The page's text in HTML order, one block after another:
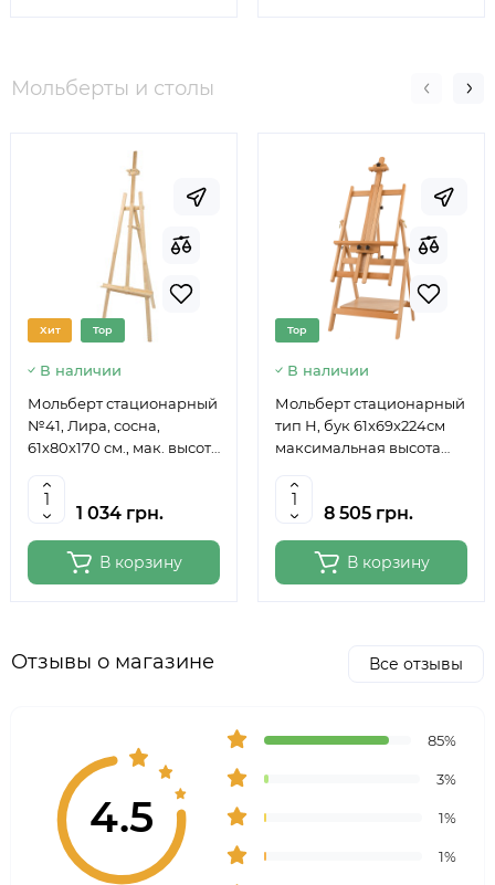
Мольберты и столы
Хит Top
В наличии
Мольберт стационарный
№41, Лира, сосна,
61х80х170 см., мак. высота
Studio
1 034 грн.
В корзину
Top
В наличии
Мольберт стационарный
тип Н, бук 61x69x224см
максимальная высота
6059
8 505 грн.
В корзину
Отзывы о магазине Все отзывы
4.5
85%
3%
1%
1%